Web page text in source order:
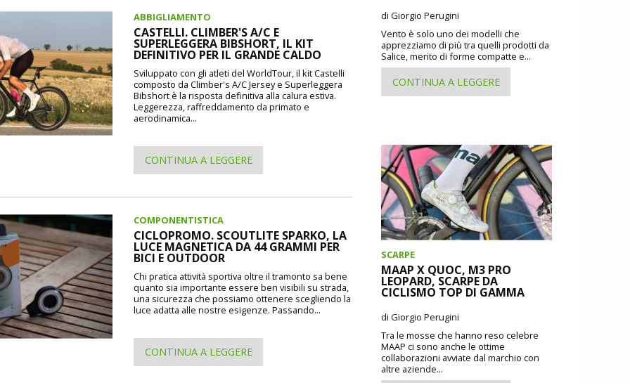
ABBIGLIAMENTO
CASTELLI. CLIMBER'S A/C E
SUPERLEGGERA BIBSHORT, IL KIT
DEFINITIVO PER IL GRANDE CALDO
Sviluppato con gli atleti del WorldTour, il kit Castelli
composto da Climber's A/C Jersey e Superleggera
Bibshort è la risposta definitiva alla calura estiva.
Leggerezza, raffreddamento da primato e
aerodinamica...
CONTINUA A LEGGERE
COMPONENTISTICA
CICLOPROMO. SCOUTLITE SPARKO, LA
LUCE MAGNETICA DA 44 GRAMMI PER
BICI E OUTDOOR
Chi pratica attività sportiva oltre il tramonto sa bene
quanto sia importante essere ben visibili su strada,
una sicurezza che possiamo ottenere scegliendo la
luce adatta alle nostre esigenze. Passando...
CONTINUA A LEGGERE
di Giorgio Perugini
Vento è solo uno dei modelli che
apprezziamo di più tra quelli prodotti da
Salice, merito di forme compatte e...
CONTINUA A LEGGERE
SCARPE
MAAP X QUOC, M3 PRO
LEOPARD, SCARPE DA
CICLISMO TOP DI GAMMA
di Giorgio Perugini
Tra le mosse che hanno reso celebre
MAAP ci sono anche le ottime
collaborazioni avviate dal marchio con
altre aziende...